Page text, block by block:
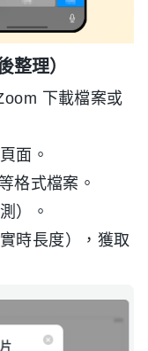
整理）
下載檔案或
面。
格式檔案。
）。
時長度），獲取